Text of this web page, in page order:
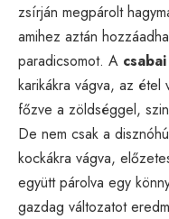
zsírján megpárolt
amihez aztán
paradicsomot. A
karikákra vágva, az
főzve a zöldséggel,
De nem csak a
kockákra vágva,
együtt párolva egy
gazdag változatot